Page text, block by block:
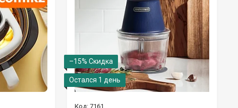
–15%
Остался 1 день
7161